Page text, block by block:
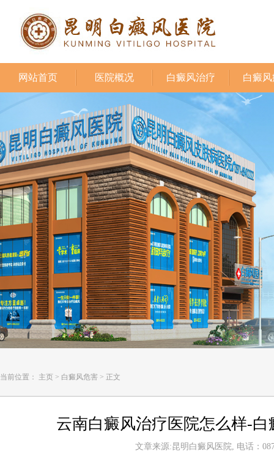
网站首页 医院概况 白癜风治疗 白癜
当前位置： 主页 > 白癜风危害 > 正文
云南白癜风治疗医院怎么样-
文章来源:昆明白癜风医院, 电话：